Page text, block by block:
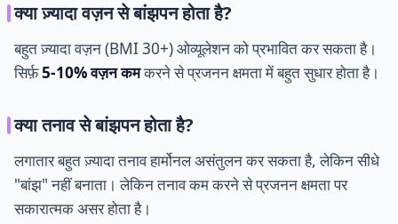
क्या ज़्यादा वज़न से बांझपन होता है?
बहुत ज़्यादा वज़न (BMI 30+) ओव्यूलेशन को प्रभावित कर सकता है।
सिर्फ़5-10% वज़न कमकरने से प्रजनन क्षमता में बहुत सुधार होता है।
क्या तनाव से बांझपन होता है?
लगातार बहुत ज़्यादा तनाव हार्मोनल असंतुलन कर सकता है, लेकिन सीधे
"बांझ" नहीं बनाता। लेकिन तनाव कम करने से प्रजनन क्षमता पर
सकारात्मक असर होता है।